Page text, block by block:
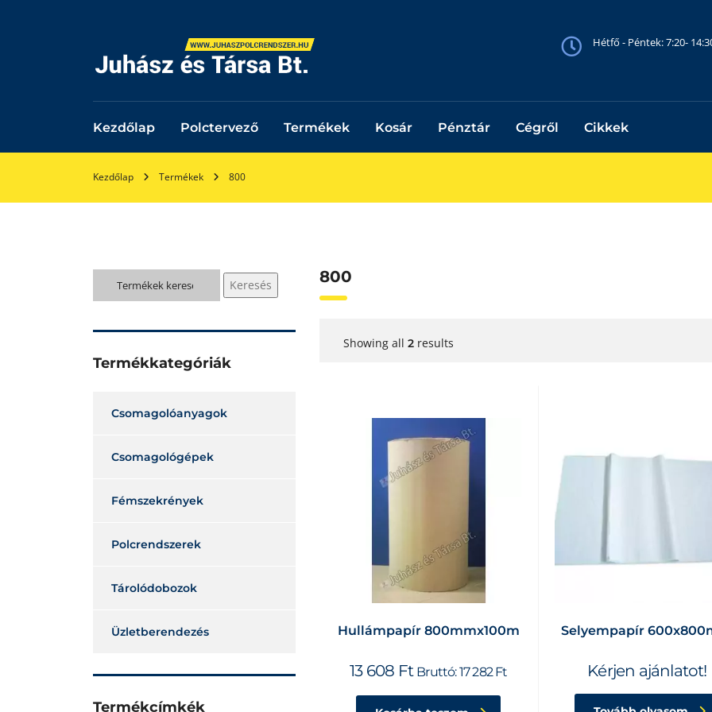
Hétfő - Péntek: 7:20-
Kezdőlap Polctervező Termékek Kosár Pénztár Cégről Cikkek
Kezdőlap Termékek 800
800
Showing all 2 results
Hullámpapír 800mmx100m
13 608 Ft Bruttó:17 282Ft
Selyempapír
Kérjen ajánlatot!
Keresés
a
Keresés
Termékkategóriák
Csomagolóanyagok
Csomagológépek
Fémszekrények
Polcrendszerek
Tárolódobozok
Üzletberendezés
Termékcímkék